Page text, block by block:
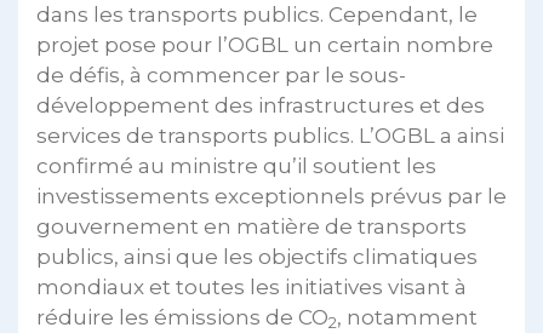
dans les transports publics. Cependant, le
projet pose pour l’OGBL un certain nombre
de défis, à commencer par le sous-
développement des infrastructures et des
services de transports publics. L’OGBL a ainsi
confirmé au ministre qu’il soutient les
investissements exceptionnels prévus par le
gouvernement en matière de transports
publics, ainsi que les objectifs climatiques
mondiaux et toutes les initiatives visant à
réduire les émissions de CO2, notamment